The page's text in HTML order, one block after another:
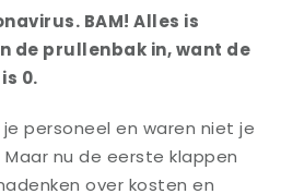
BAM! Alles is
de prullenbak in, want de
0.
personeel en waren niet je
nu de eerste klappen
over kosten en